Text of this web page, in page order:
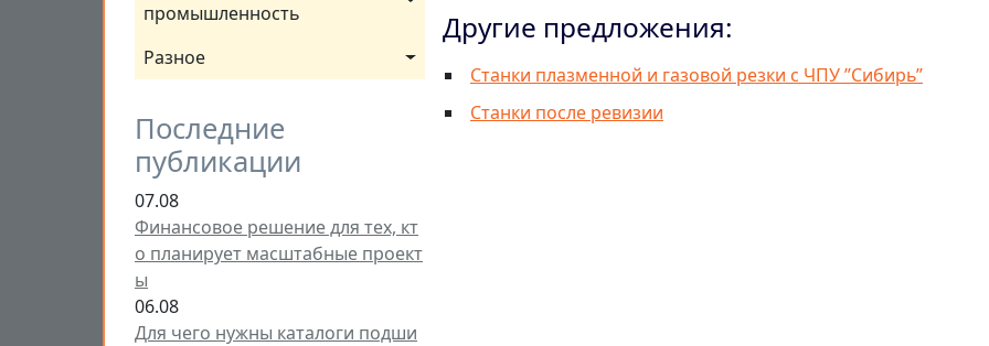
промышленность
Разное
Последние
публикации
07.08
Финансовое решение для тех, кт
о планирует масштабные проект
ы
06.08
Для чего нужны каталоги подши
Другие предложения:
Станки плазменной и газовой резки с ЧПУ ”Сибирь”
Станки после ревизии